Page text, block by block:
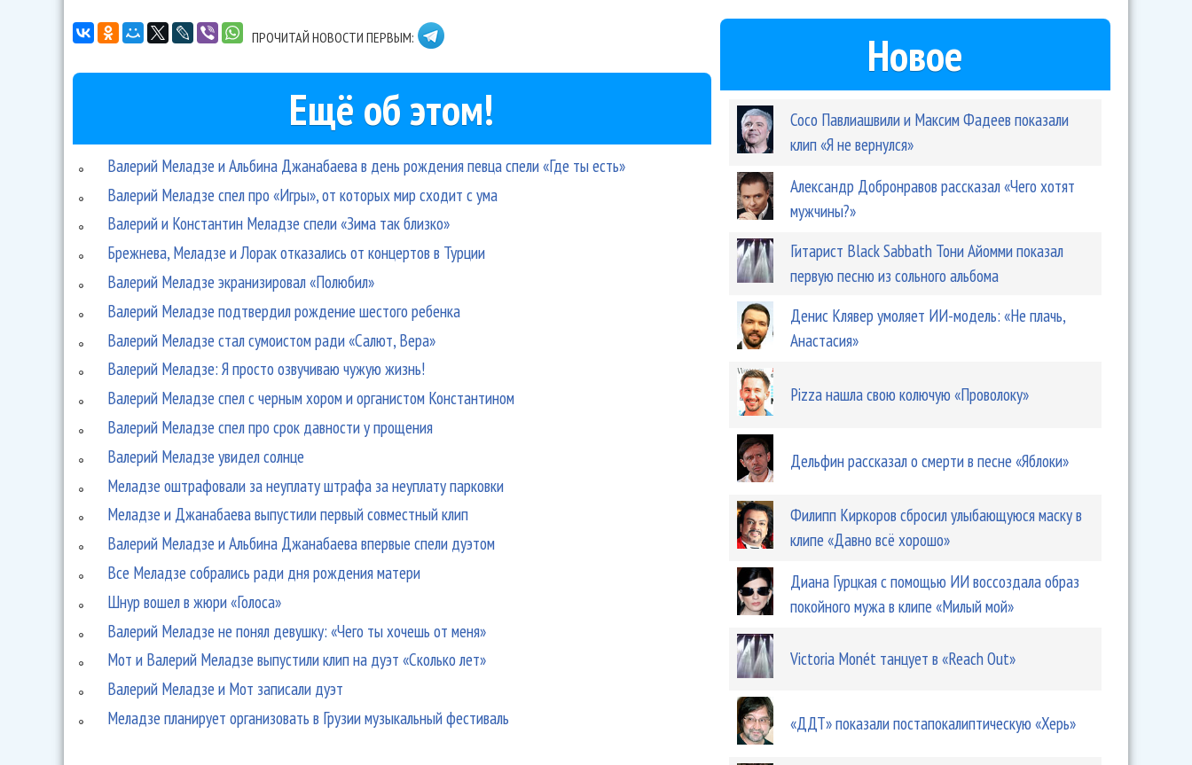
ПРОЧИТАЙ НОВОСТИ ПЕРВЫМ:
Ещё об этом!
Валерий Меладзе и Альбина Джанабаева в день рождения певца спели «Где ты есть»
Валерий Меладзе спел про «Игры», от которых мир сходит с ума
Валерий и Константин Меладзе спели «Зима так близко»
Брежнева, Меладзе и Лорак отказались от концертов в Турции
Валерий Меладзе экранизировал «Полюбил»
Валерий Меладзе подтвердил рождение шестого ребенка
Валерий Меладзе стал сумоистом ради «Салют, Вера»
Валерий Меладзе: Я просто озвучиваю чужую жизнь!
Валерий Меладзе спел с черным хором и органистом Константином
Валерий Меладзе спел про срок давности у прощения
Валерий Меладзе увидел солнце
Меладзе оштрафовали за неуплату штрафа за неуплату парковки
Меладзе и Джанабаева выпустили первый совместный клип
Валерий Меладзе и Альбина Джанабаева впервые спели дуэтом
Все Меладзе собрались ради дня рождения матери
Шнур вошел в жюри «Голоса»
Валерий Меладзе не понял девушку: «Чего ты хочешь от меня»
Мот и Валерий Меладзе выпустили клип на дуэт «Сколько лет»
Валерий Меладзе и Мот записали дуэт
Меладзе планирует организовать в Грузии музыкальный фестиваль
Новое
Сосо Павлиашвили и Максим Фадеев показали
клип «Я не вернулся»
Александр Добронравов рассказал «Чего хотят
мужчины?»
Гитарист Black Sabbath Тони Айомми показал
первую песню из сольного альбома
Денис Клявер умоляет ИИ-модель: «Не плачь,
Анастасия»
Pizza нашла свою колючую «Проволоку»
Дельфин рассказал о смерти в песне «Яблоки»
Филипп Киркоров сбросил улыбающуюся маску в
клипе «Давно всё хорошо»
Диана Гурцкая с помощью ИИ воссоздала образ
покойного мужа в клипе «Милый мой»
Victoria Monét танцует в «Reach Out»
«ДДТ» показали постапокалиптическую «Херь»